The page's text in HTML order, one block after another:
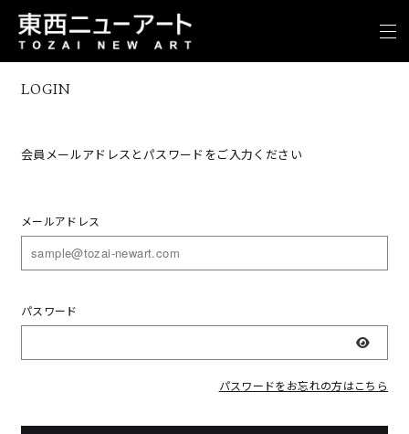
LOGIN
会員メールアドレスとパスワードをご入力ください
メールアドレス
パスワード
表示
パスワードをお忘れの方はこちら